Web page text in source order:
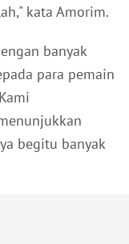
kata Amorim.
banyak
para pemain
begitu banyak